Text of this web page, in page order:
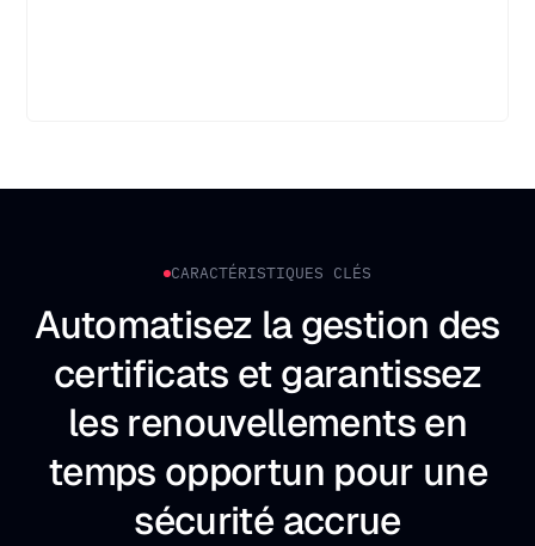
CARACTÉRISTIQUES CLÉS
Automatisez la gestion des
certificats et garantissez
les renouvellements en
temps opportun pour une
sécurité accrue